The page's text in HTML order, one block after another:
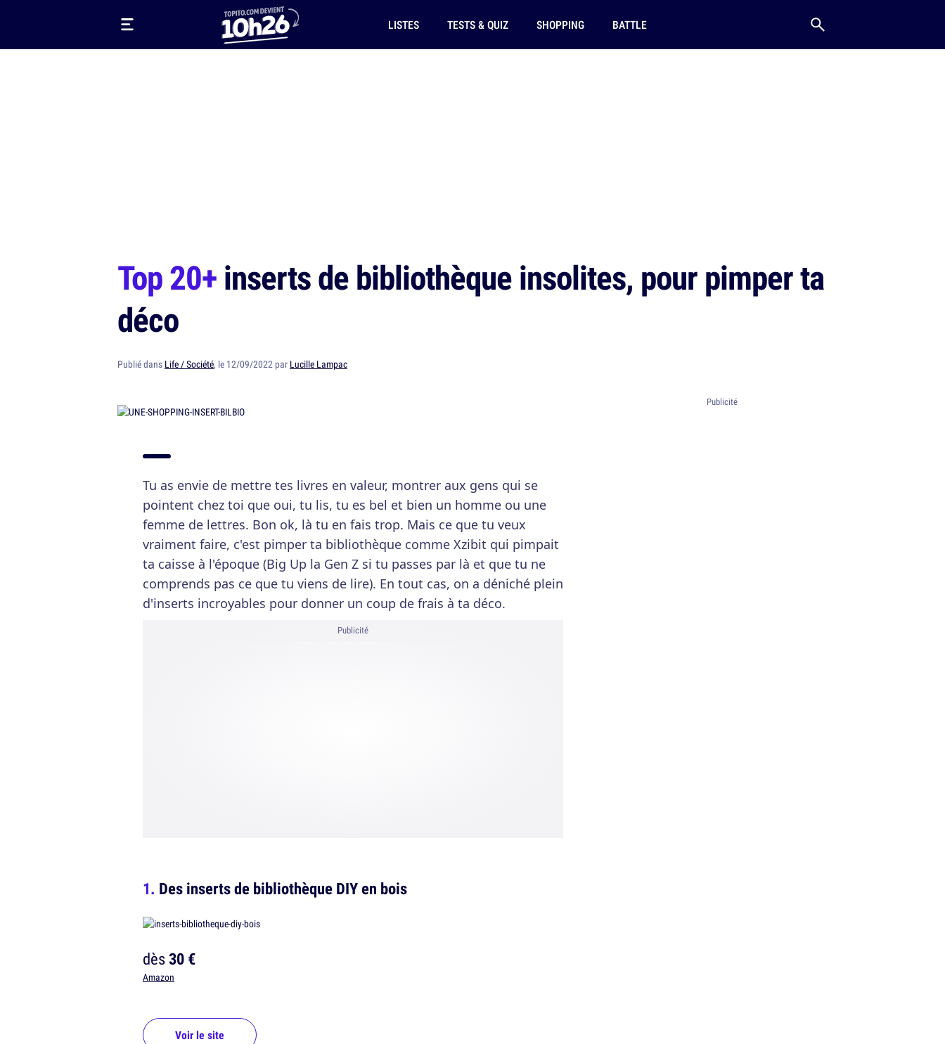
LISTES TESTS & QUIZ SHOPPING BATTLE
Top 20+inserts de bibliothèque insolites, pour pimper ta
déco
Publié dans Life / Société, le 12/09/2022 par Lucille Lampac
Tu as envie de mettre tes livres en valeur, montrer aux gens qui se
pointent chez toi que oui, tu lis, tu es bel et bien un homme ou une
femme de lettres. Bon ok, là tu en fais trop. Mais ce que tu veux
vraiment faire, c'est pimper ta bibliothèque comme Xzibit qui pimpait
ta caisse à l'époque (Big Up la Gen Z si tu passes par là et que tu ne
comprends pas ce que tu viens de lire). En tout cas, on a déniché plein
d'inserts incroyables pour donner un coup de frais à ta déco.
Publicité
Des inserts de bibliothèque DIY en bois
dès30 €
Amazon
Voir le site